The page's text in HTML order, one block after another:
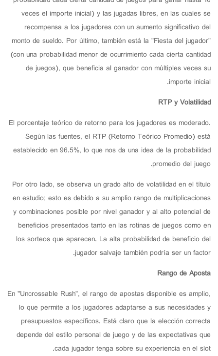
veces el importe inicial) y las jugadas libres, en las cuales se
recompensa a los jugadores con un aumento significativo del
monto de sueldo. Por último, también está la "Fiesta del jugador"
(con una probabilidad menor de ocurrimiento cada cierta cantidad
de juegos), que beneficia al ganador con múltiples veces su
importe inicial.
RTP y Volatilidad
El porcentaje teórico de retorno para los jugadores es moderado.
Según las fuentes, el RTP (Retorno Teórico Promedio) está
establecido en 96.5%, lo que nos da una idea de la probabilidad
promedio del juego.
Por otro lado, se observa un grado alto de volatilidad en el título
en estudio; esto es debido a su amplio rango de multiplicaciones
y combinaciones posible por nivel ganador y al alto potencial de
beneficios presentados tanto en las rotinas de juegos como en
los sorteos que aparecen. La alta probabilidad de beneficio del
jugador salvaje también podría ser un factor.
Rango de Aposta
En "Uncrossable Rush", el rango de apostas disponible es amplio,
lo que permite a los jugadores adaptarse a sus necesidades y
presupuestos específicos. Está claro que la elección correcta
depende del estilo personal de juego y de las expectativas que
cada jugador tenga sobre su experiencia en el slot.